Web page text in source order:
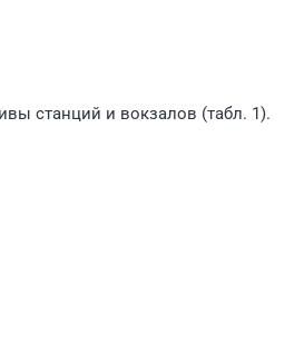
станций и вокзалов (табл. 1).